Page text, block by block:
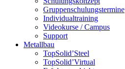
Gruppenschulungstermine
Individualtraining
Videokurse / Campus
Support
Metallbau
TopSolid’Steel
TopSolid’Virtual